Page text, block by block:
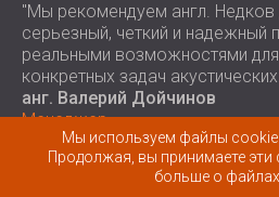
"Мы рекомендуем англ. Недков
серьезный, четкий и надежный
реальными возможностями для
конкретных задач
анг. Валерий Дойчинов
Mенеджер
ООО К и К Инжиниринг
Мы используем файлы cookie
Продолжая, вы принимаете эти
больше о